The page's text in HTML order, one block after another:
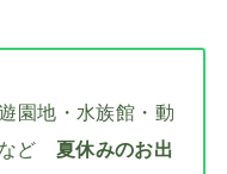
園地・水族館・動
など 夏休みのお出